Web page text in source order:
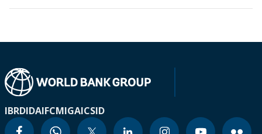
IBRDIDAIFCMIGAICSID